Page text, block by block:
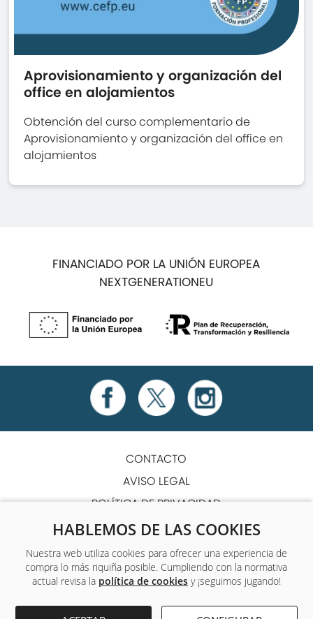
HABLEMOS DE LAS COOKIES
Nuestra web utiliza cookies para ofrecer una experiencia de
compra lo más riquiña posible. Cumpliendo con la normativa
actual revisa la política de cookiesy ¡seguimos jugando!
Aprovisionamiento y organización del
office en alojamientos
Obtención del curso complementario de
Aprovisionamiento y organización del office en
alojamientos
FINANCIADO POR LA UNIÓN EUROPEA
NEXTGENERATIONEU
CONTACTO
AVISO LEGAL
POLÍTICA DE PRIVACIDAD
POLÍTICA DE COOKIES
TÉRMINOS Y CONDICIONES
ACCESIBILIDAD
Único centro de formación y empleo que ofrece a sus